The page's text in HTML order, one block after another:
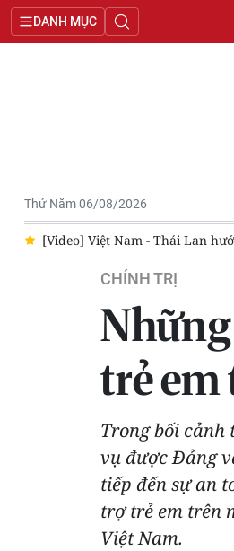
DANH MỤC
Thứ Năm 06/08/2026
[Video] Việt Nam - Thái Lan
CHÍNH TRỊ
trẻ
Trong bối cảnh
vụ được Đảng
tiếp đến sự an
trợ trẻ em trên
Việt Nam.